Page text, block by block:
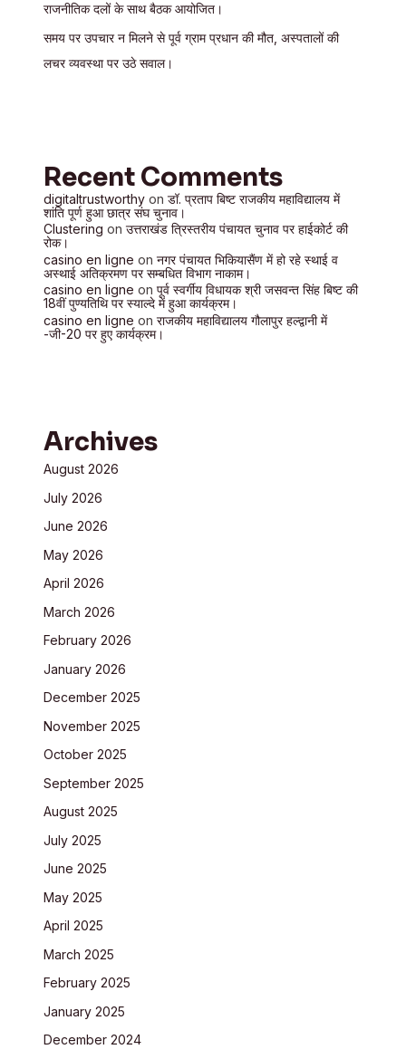
मंत्रमुग्ध।
राजनीतिक दलों के साथ बैठक आयोजित।
समय पर उपचार न मिलने से पूर्व ग्राम प्रधान की मौत, अस्पतालों की
लचर व्यवस्था पर उठे सवाल।
Recent Comments
digitaltrustworthy on डॉ. प्रताप बिष्ट राजकीय महाविद्यालय में
शांति पूर्ण हुआ छात्र संघ चुनाव।
Clustering on उत्तराखंड त्रिस्तरीय पंचायत चुनाव पर हाईकोर्ट की
रोक।
casino en ligne on नगर पंचायत भिकियासैंण में हो रहे स्थाई व
अस्थाई अतिक्रमण पर सम्बधित विभाग नाकाम।
casino en ligne on पूर्व स्वर्गीय विधायक श्री जसवन्त सिंह बिष्ट की
18वीं पुण्यतिथि पर स्याल्दे में हुआ कार्यक्रम।
casino en ligne on राजकीय महाविद्यालय गौलापुर हल्द्वानी में
-जी-20 पर हुए कार्यक्रम।
Archives
August 2026
July 2026
June 2026
May 2026
April 2026
March 2026
February 2026
January 2026
December 2025
November 2025
October 2025
September 2025
August 2025
July 2025
June 2025
May 2025
April 2025
March 2025
February 2025
January 2025
December 2024